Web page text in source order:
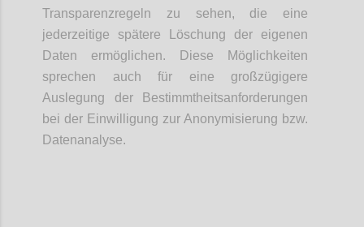
Transparenzregeln zu sehen, die eine
jederzeitige spätere Löschung der eigenen
Daten ermöglichen. Diese Möglichkeiten
sprechen auch für eine großzügigere
Auslegung der Bestimmtheitsanforderungen
bei der Einwilligung zur Anonymisierung bzw.
Datenanalyse.